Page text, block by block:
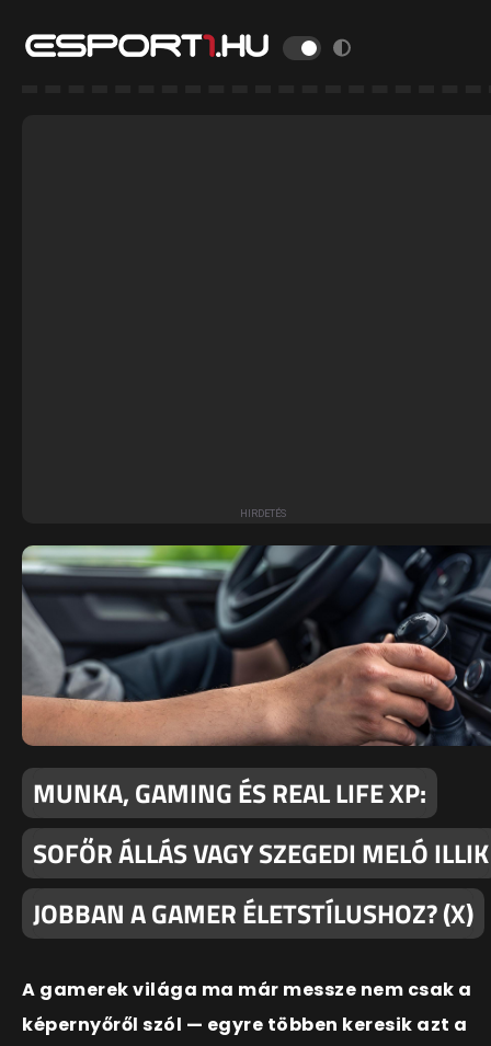
MUNKA, GAMING ÉS REAL LIFE XP:
SOFŐR ÁLLÁS VAGY SZEGEDI MELÓ ILLIK
JOBBAN A GAMER ÉLETSTÍLUSHOZ? (X)
A gamerek világa ma már messze nem csak a
képernyőről szól — egyre többen keresik azt a